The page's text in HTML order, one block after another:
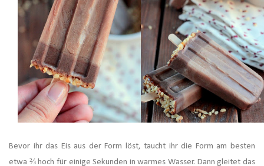
Bevor ihr das Eis aus der Form löst, taucht ihr die Form am besten
etwa ⅔ hoch für einige Sekunden in warmes Wasser. Dann gleitet das